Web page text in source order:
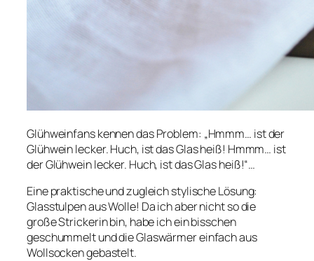
Glühweinfans kennen das Problem: „Hmmm… ist der
Glühwein lecker. Huch, ist das Glas heiß! Hmmm… ist
der Glühwein lecker. Huch, ist das Glas heiß!“…
Eine praktische und zugleich stylische Lösung:
Glasstulpen aus Wolle! Da ich aber nicht so die
große Strickerin bin, habe ich ein bisschen
geschummelt und die Glaswärmer einfach aus
Wollsocken gebastelt.